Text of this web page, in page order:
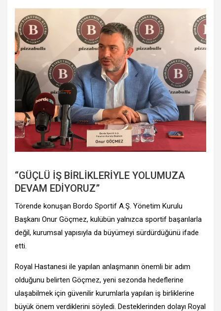
“GÜÇLÜ İŞ BİRLİKLERİYLE YOLUMUZA
DEVAM EDİYORUZ”
Törende konuşan Bordo Sportif A.Ş. Yönetim Kurulu
Başkanı Onur Göçmez, kulübün yalnızca sportif başarılarla
değil, kurumsal yapısıyla da büyümeyi sürdürdüğünü ifade
etti.
Royal Hastanesi ile yapılan anlaşmanın önemli bir adım
olduğunu belirten Göçmez, yeni sezonda hedeflerine
ulaşabilmek için güvenilir kurumlarla yapılan iş birliklerine
büyük önem verdiklerini söyledi. Desteklerinden dolayı Royal